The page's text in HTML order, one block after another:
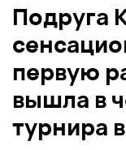
Подруга
первую
вышла в
турнира